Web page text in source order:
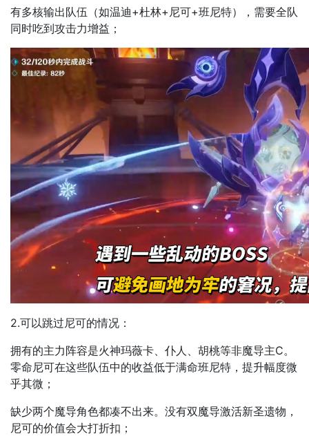
有多核输出队伍（如温迪+杜林+尼可+班尼特），需要全队
同时吃到攻击力增益；
2.可以跳过尼可的情况：
拥有的主力阵容是火神玛薇卡、仆人、胡桃等非魔导主C。
零命尼可在这些队伍中的收益低于满命班尼特，提升幅度微
乎其微；
缺少两个魔导角色都凑不出来。没有双魔导激活新圣遗物，
尼可的价值会大打折扣；